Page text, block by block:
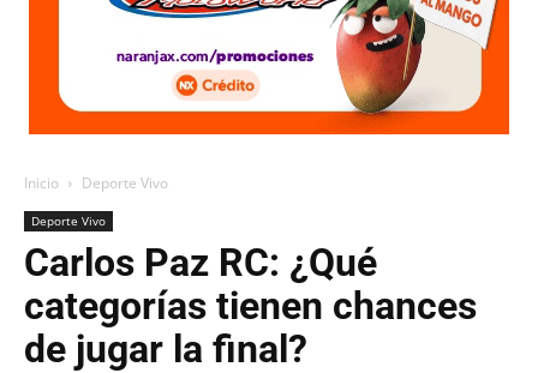
Inicio Deporte Vivo
Deporte Vivo
Carlos Paz RC: ¿Qué
categorías tienen chances
de jugar la final?